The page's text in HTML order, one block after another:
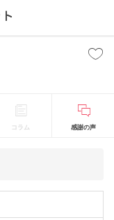
コラム 感謝の声